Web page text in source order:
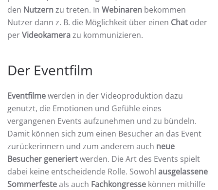
den Nutzernzu treten. In Webinaren bekommen
Nutzer dann z. B. die Möglichkeit über einen Chat oder
perVideokamerazu kommunizieren.
Der Eventfilm
Eventfilmewerden in der Videoproduktion dazu
genutzt, die Emotionen und Gefühle eines
vergangenen Events aufzunehmen und zu bündeln.
Damit können sich zum einen Besucher an das Event
zurückerinnern und zum anderem auch neue
Besucher generiertwerden. Die Art des Events spielt
dabei keine entscheidende Rolle. Sowohl ausgelassene
Sommerfesteals auch Fachkongresse können mithilfe